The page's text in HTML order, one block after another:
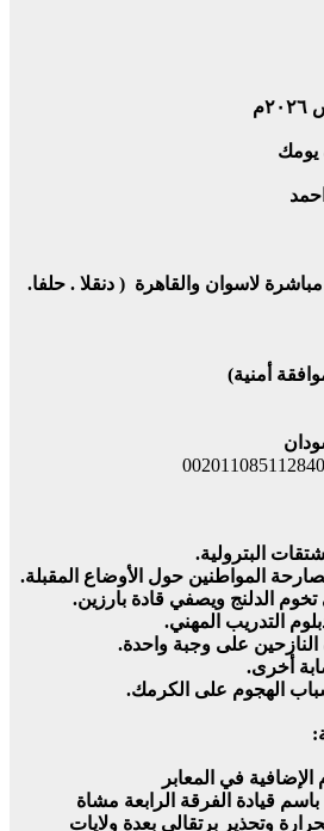
يومك
لاسوان والقاهرة ( دنقلا . حلفا.
أمنية)
البترولية.
المواطنين حول الأوضاع المقبلة.
الدلنج ويصفي قادة بارزين.
التدريب المهني.
أخرى.
الهجوم على الكرمك.
في المعابر
قيادة الفرقة الرابعة مشاة
وتحذير برتقالي بعدة ولايات